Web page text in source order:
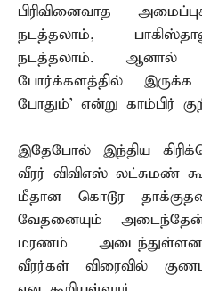
பிரிவினைவாத
நடத்தலாம்,
நடத்தலாம். ஆனால்
போர்க்களத்தில்
போதும்’ என்று காம்பிர்
இதேபோல் இந்திய
வீரர் விவிஎஸ் லட்சுமண்
மீதான கொடூர
வேதனையும்
மரணம்
வீரர்கள் விரைவில்